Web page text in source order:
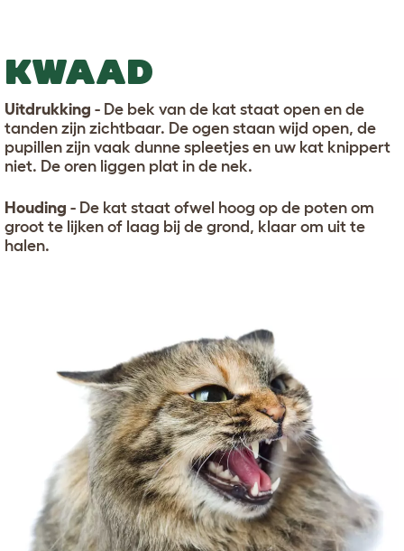
KWAAD
Uitdrukking - De bek van de kat staat open en de
tanden zijn zichtbaar. De ogen staan wijd open, de
pupillen zijn vaak dunne spleetjes en uw kat knippert
niet. De oren liggen plat in de nek.
Houding - De kat staat ofwel hoog op de poten om
groot te lijken of laag bij de grond, klaar om uit te
halen.